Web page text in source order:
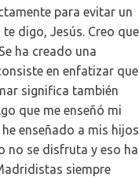
para evitar un
digo, Jesús. Creo que
ha creado una
en enfatizar que
significa también
que me enseñó mi
enseñado a mis hijos
no se disfruta y eso ha
siempre